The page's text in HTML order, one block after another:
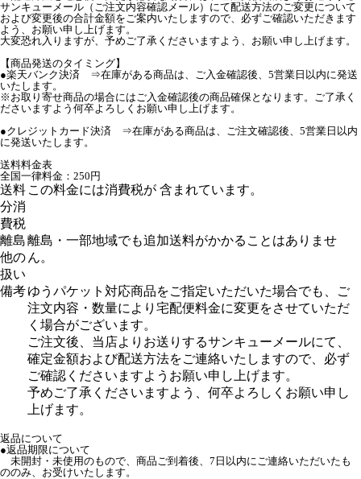
サンキューメール（ご注文内容確認メール）にて配送方法のご変更について
および変更後の合計金額をご案内いたしますので、必ずご確認いただきます
よう、お願い申し上げます。
大変恐れ入りますが、予めご了承くださいますよう、お願い申し上げます。
【商品発送のタイミング】
●楽天バンク決済 ⇒在庫がある商品は、ご入金確認後、5営業日以内に発送
いたします。
※お取り寄せ商品の場合にはご入金確認後の商品確保となります。ご了承く
ださいますよう何卒よろしくお願い申し上げます。
●クレジットカード決済 ⇒在庫がある商品は、ご注文確認後、5営業日以内
に発送いたします。
送料料金表
全国一律料金：250円
送料
分消
費税
この料金には消費税が 含まれています。
離島
他の
扱い
離島・一部地域でも追加送料がかかることはありませ
ん。
備考ゆうパケット対応商品をご指定いただいた場合でも、ご
注文内容・数量により宅配便料金に変更をさせていただ
く場合がございます。
ご注文後、当店よりお送りするサンキューメールにて、
確定金額および配送方法をご連絡いたしますので、必ず
ご確認くださいますようお願い申し上げます。
予めご了承くださいますよう、何卒よろしくお願い申し
上げます。
返品について
●返品期限について
未開封・未使用のもので、商品ご到着後、7日以内にご連絡いただいたも
ののみ、お受けいたします。